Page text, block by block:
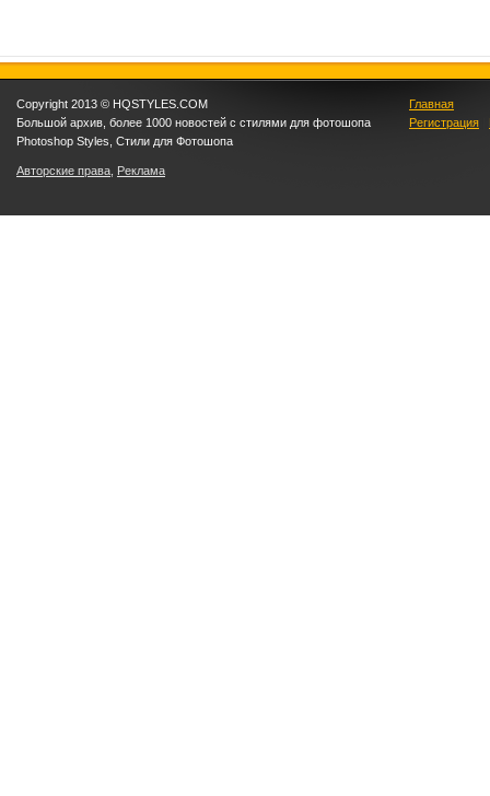
Copyright 2013 © HQSTYLES.COM
Большой архив, более 1000 новостей с стилями для фотошопа
Photoshop Styles, Стили для Фотошопа
Авторские права Реклама
Главная
Регистрация